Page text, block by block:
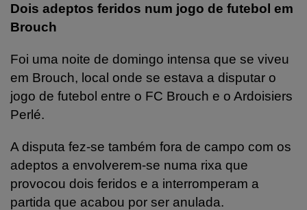
Dois adeptos feridos num jogo de futebol em
Brouch
Foi uma noite de domingo intensa que se viveu
em Brouch, local onde se estava a disputar o
jogo de futebol entre o FC Brouch e o Ardoisiers
Perlé.
A disputa fez-se também fora de campo com os
adeptos a envolverem-se numa rixa que
provocou dois feridos e a interromperam a
partida que acabou por ser anulada.